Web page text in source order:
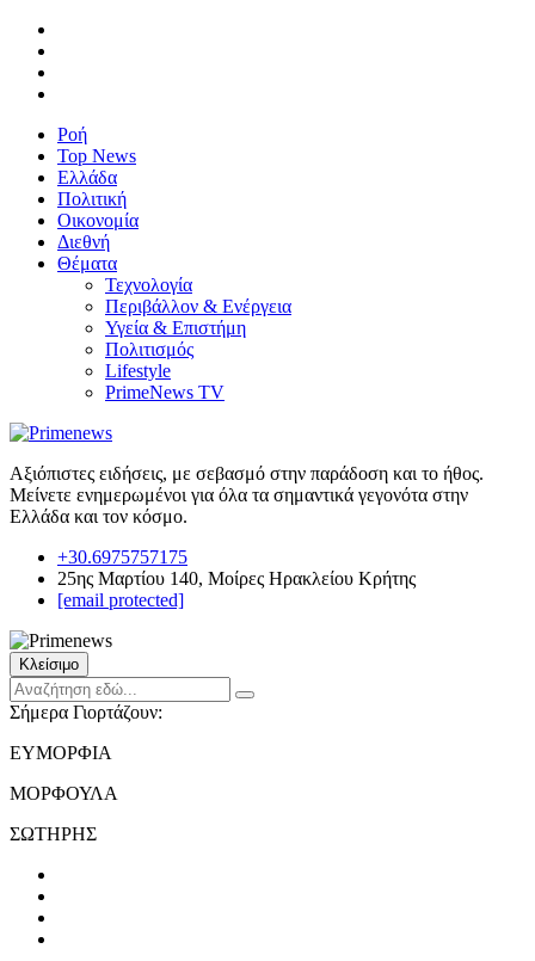
Ροή
Top News
Ελλάδα
Πολιτική
Οικονομία
Διεθνή
Θέματα
Τεχνολογία
Περιβάλλον & Ενέργεια
Υγεία & Επιστήμη
Πολιτισμός
Lifestyle
PrimeNews TV
Αξιόπιστες ειδήσεις, με σεβασμό στην παράδοση και το ήθος.
Μείνετε ενημερωμένοι για όλα τα σημαντικά γεγονότα στην
Ελλάδα και τον κόσμο.
+30.6975757175
25ης Μαρτίου 140, Μοίρες Ηρακλείου Κρήτης
[email protected]
Κλείσιμο
Σήμερα Γιορτάζουν:
ΕΥΜΟΡΦΙΑ
ΜΟΡΦΟΥΛΑ
ΣΩΤΗΡΗΣ